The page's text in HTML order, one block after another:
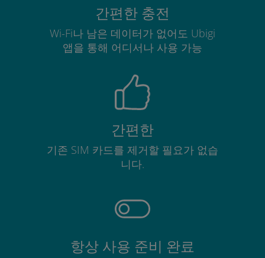
간편한 충전
Wi-Fi나 남은 데이터가 없어도 Ubigi
앱을 통해 어디서나 사용 가능
간편한
기존 SIM 카드를 제거할 필요가 없습
니다.
항상 사용 준비 완료